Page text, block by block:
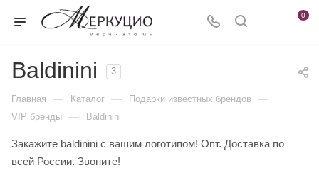
0
Baldinini 3
Главная — Каталог — Подарки известных брендов —
VIP бренды — Baldinini
Закажите baldinini с вашим логотипом! Опт. Доставка по
всей России. Звоните!